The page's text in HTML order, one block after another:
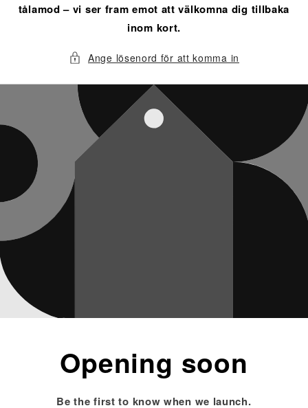
tålamod – vi ser fram emot att välkomna dig tillbaka
inom kort.
Ange lösenord för att komma in
Opening soon
Be the first to know when we launch.